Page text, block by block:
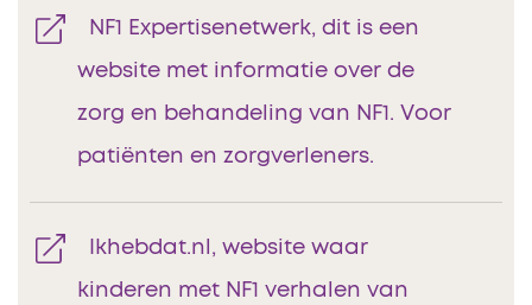
NF1 Expertisenetwerk, dit is een
website met informatie over de
zorg en behandeling van NF1. Voor
patiënten en zorgverleners.
Ikhebdat.nl, website waar
kinderen met NF1 verhalen van